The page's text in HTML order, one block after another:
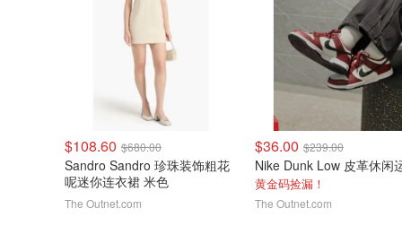
$108.60 $680.00
Sandro Sandro 珍珠装饰粗花
呢迷你连衣裙 米色
The Outnet.com
$36.00 $239.00
黄金码捡漏！
The Outnet.com